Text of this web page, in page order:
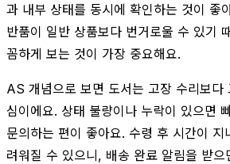
과 내부 상태를 동시에 확인하는 것이 좋
반품이 일반 상품보다 번거로울 수 있기
꼼하게 보는 것이 가장 중요해요.
AS 개념으로 보면 도서는 고장 수리보다
심이에요. 상태 불량이나 누락이 있으면
문의하는 편이 좋아요. 수령 후 시간이 지
려워질 수 있으니, 배송 완료 알림을 받